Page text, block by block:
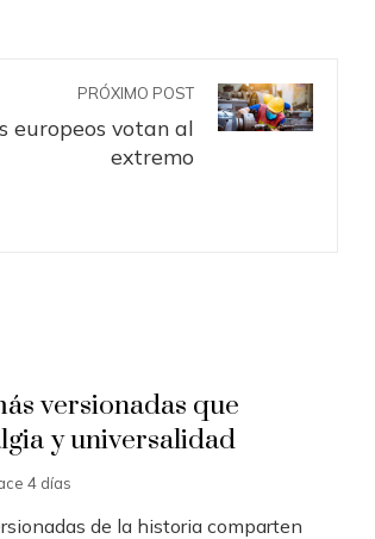
PRÓXIMO POST
europeos votan al
extremo
versionadas que
y universalidad
4 días
de la historia comparten